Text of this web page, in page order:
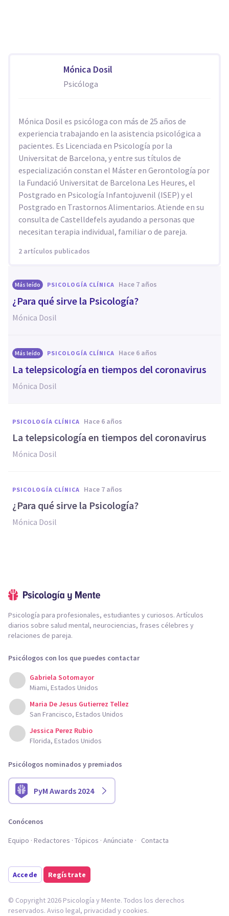
Mónica Dosil
Psicóloga
Mónica Dosil es psicóloga con más de 25 años de
experiencia trabajando en la asistencia psicológica a
pacientes. Es Licenciada en Psicología por la
Universitat de Barcelona, y entre sus títulos de
especialización constan el Máster en Gerontología por
la Fundació Universitat de Barcelona Les Heures, el
Postgrado en Psicología Infantojuvenil (ISEP) y el
Postgrado en Trastornos Alimentarios. Atiende en su
consulta de Castelldefels ayudando a personas que
necesitan terapia individual, familiar o de pareja.
2 artículos publicados
Más leído PSICOLOGÍA CLÍNICA hace 7 años
¿Para qué sirve la Psicología?
Mónica Dosil
Más leído PSICOLOGÍA CLÍNICA hace 6 años
La telepsicología en tiempos del coronavirus
Mónica Dosil
PSICOLOGÍA CLÍNICA hace 6 años
La telepsicología en tiempos del coronavirus
Mónica Dosil
PSICOLOGÍA CLÍNICA hace 7 años
¿Para qué sirve la Psicología?
Mónica Dosil
Psicología para profesionales, estudiantes y curiosos. Artículos
diarios sobre salud mental, neurociencias, frases célebres y
relaciones de pareja.
Psicólogos con los que puedes contactar
Gabriela Sotomayor
Miami, Estados Unidos
Maria De Jesus Gutierrez Tellez
San Francisco, Estados Unidos
Jessica Perez Rubio
Florida, Estados Unidos
Psicólogos nominados y premiados
PyM Awards 2024
Conócenos
Equipo Redactores Tópicos Anúnciate Contacta
Accede Regístrate
© Copyright 2026 Psicología y Mente. Todos los derechos
reservados. Aviso legal, privacidad y cookies.